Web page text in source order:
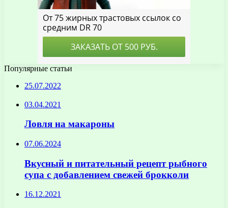
Популярные статьи
25.07.2022
03.04.2021
Ловля на макароны
07.06.2024
Вкусный и питательный рецепт рыбного
супа с добавлением свежей брокколи
16.12.2021